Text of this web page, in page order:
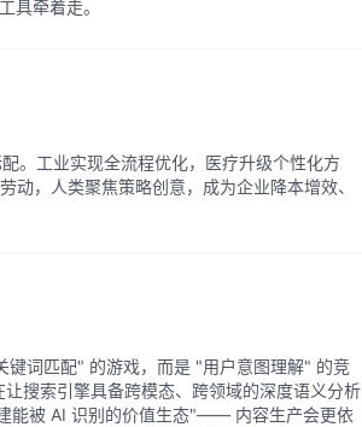
具牵着走。
。工业实现全流程优化，医疗升级个性化方
，人类聚焦策略创意，成为企业降本增效、
键词匹配" 的游戏，而是 "用户意图理解" 的竞
搜索引擎具备跨模态、跨领域的深度语义分析
能被 AI 识别的价值生态"—— 内容生产会更依